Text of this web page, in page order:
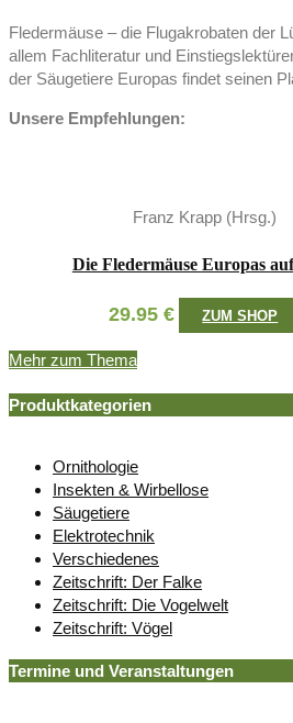
Fledermäuse – die Flugakrobaten der
allem Fachliteratur und
der Säugetiere Europas findet seinen
Unsere Empfehlungen:
Franz Krapp (Hrsg.)
Die Fledermäuse Europas
29.95 € ZUM SHOP
Mehr zum Thema
Produktkategorien
Ornithologie
Insekten & Wirbellose
Säugetiere
Elektrotechnik
Verschiedenes
Zeitschrift: Der Falke
Zeitschrift: Die Vogelwelt
Zeitschrift: Vögel
Termine und Veranstaltungen